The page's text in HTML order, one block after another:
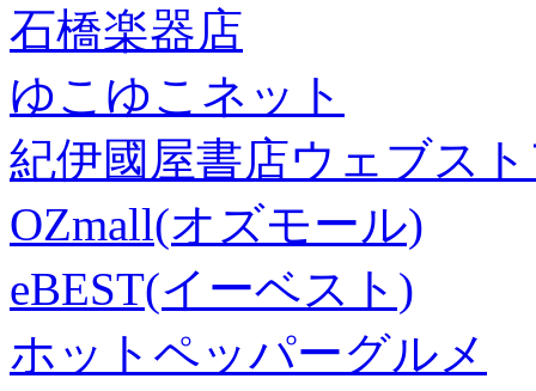
石橋楽器店
ゆこゆこネット
紀伊國屋書店ウェブス
OZmall(オズモール)
eBEST(イーベスト)
ホットペッパーグルメ